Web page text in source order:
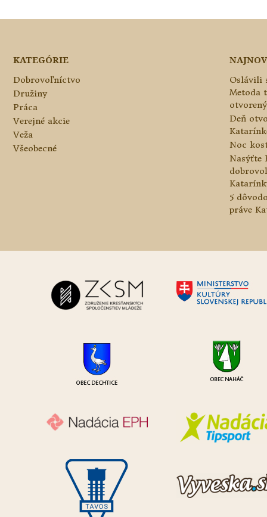
KATEGÓRIE
Dobrovoľníctvo
Družiny
Práca
Verejné akcie
Veža
Všeobecné
Oslávili
Metoda
Deň
Noc
Nasýťte
5
práve